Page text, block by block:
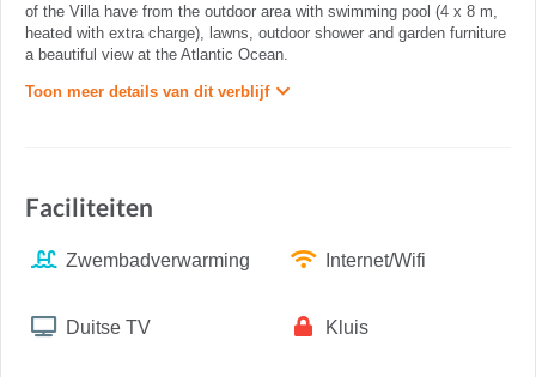
of the Villa have from the outdoor area with swimming pool (4 x 8 m,
heated with extra charge), lawns, outdoor shower and garden furniture
a beautiful view at the Atlantic Ocean.
Toon meer details van dit verblijf
Faciliteiten
Zwembadverwarming Internet/Wifi
Duitse TV Kluis